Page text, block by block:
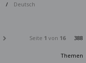
Deutsch
Seite 1 von 16 388
Themen